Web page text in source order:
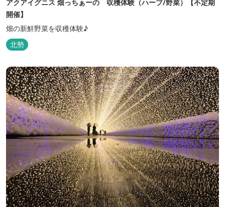
アクアイグニス 畑っちぁーの 収穫体験（ハーブ/野菜）【不定期
開催】
畑の新鮮野菜を収穫体験♪
北勢